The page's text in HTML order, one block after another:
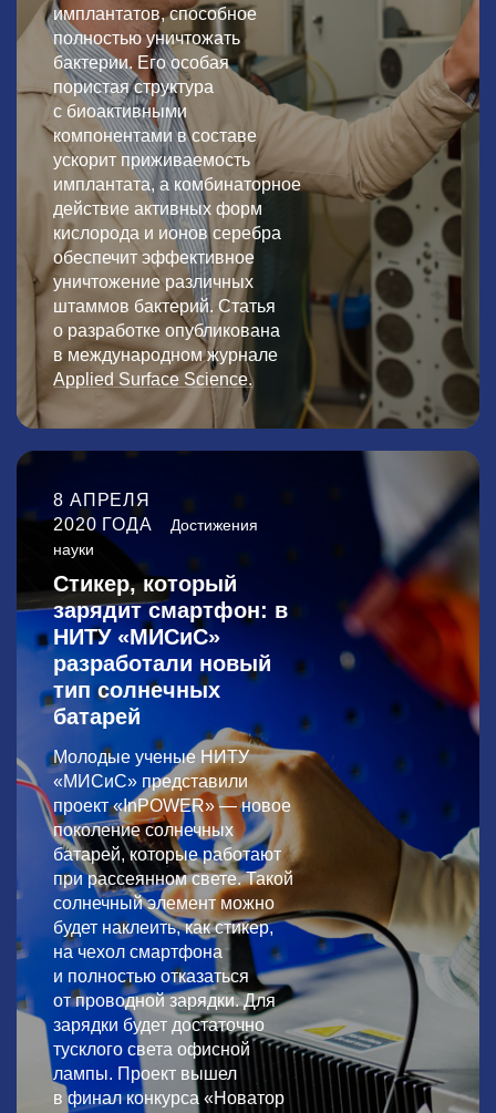
имплантатов, способное
полностью уничтожать
бактерии. Его особая
пористая структура
с биоактивными
компонентами в составе
ускорит приживаемость
имплантата, а комбинаторное
действие активных форм
кислорода и ионов серебра
обеспечит эффективное
уничтожение различных
штаммов бактерий. Статья
о разработке опубликована
в международном журнале
Applied Surface Science.
8 АПРЕЛЯ
2020 ГОДА
Достижения
науки
Стикер, который
зарядит смартфон: в
НИТУ «МИСиС»
разработали новый
тип солнечных
батарей
Молодые ученые НИТУ
«МИСиС» представили
проект «InPOWER» — новое
поколение солнечных
батарей, которые работают
при рассеянном свете. Такой
солнечный элемент можно
будет наклеить, как стикер,
на чехол смартфона
и полностью отказаться
от проводной зарядки. Для
зарядки будет достаточно
тусклого света офисной
лампы. Проект вышел
в финал конкурса «Новатор